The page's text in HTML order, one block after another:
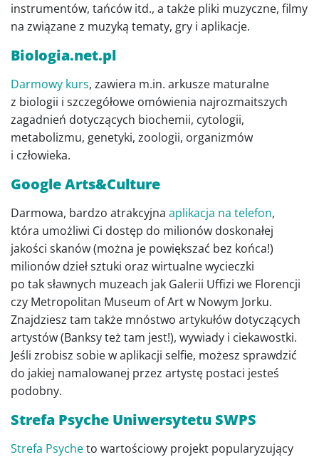
instrumentów, tańców itd., a także pliki muzyczne, filmy
na związane z muzyką tematy, gry i aplikacje.
Biologia.net.pl
Darmowy kurs, zawiera m.in. arkusze maturalne
z biologii i szczegółowe omówienia najrozmaitszych
zagadnień dotyczących biochemii, cytologii,
metabolizmu, genetyki, zoologii, organizmów
i człowieka.
Google Arts&Culture
Darmowa, bardzo atrakcyjna aplikacja na telefon,
która umożliwi Ci dostęp do milionów doskonałej
jakości skanów (można je powiększać bez końca!)
milionów dzieł sztuki oraz wirtualne wycieczki
po tak sławnych muzeach jak Galerii Uffizi we Florencji
czy Metropolitan Museum of Art w Nowym Jorku.
Znajdziesz tam także mnóstwo artykułów dotyczących
artystów (Banksy też tam jest!), wywiady i ciekawostki.
Jeśli zrobisz sobie w aplikacji selfie, możesz sprawdzić
do jakiej namalowanej przez artystę postaci jesteś
podobny.
Strefa Psyche Uniwersytetu SWPS
Strefa Psycheto wartościowy projekt popularyzujący